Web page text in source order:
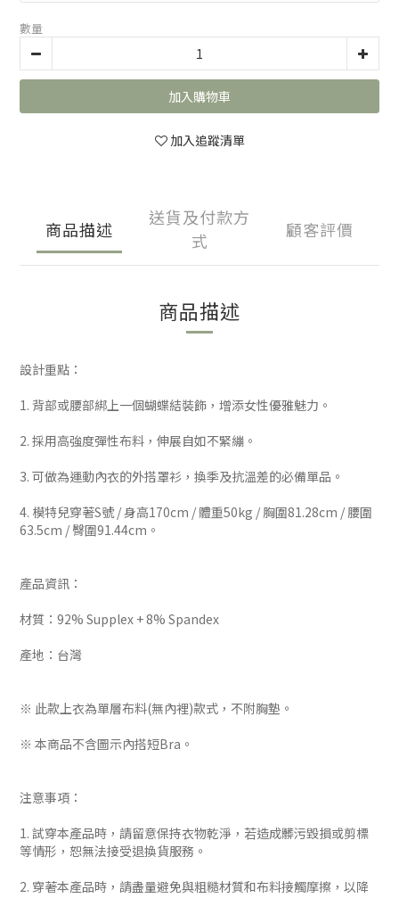
數量
加入購物車
加入追蹤清單
商品描述
送貨及付款方
式
顧客評價
商品描述
設計重點：
1. 背部或腰部綁上一個蝴蝶結裝飾，增添女性優雅魅力。
2. 採用高強度彈性布料，伸展自如不緊繃。
3. 可做為運動內衣的外搭罩衫，換季及抗溫差的必備單品。
4. 模特兒穿著S號 / 身高170cm / 體重50kg / 胸圍81.28cm / 腰圍
63.5cm / 臀圍91.44cm。
產品資訊：
材質：92% Supplex + 8% Spandex
產地：台灣
※ 此款上衣為單層布料(無內裡)款式，不附胸墊。
※ 本商品不含圖示內搭短Bra。
注意事項：
1. 試穿本產品時，請留意保持衣物乾淨，若造成髒污毀損或剪標
等情形，恕無法接受退換貨服務。
2. 穿著本產品時，請盡量避免與粗糙材質和布料接觸摩擦，以降